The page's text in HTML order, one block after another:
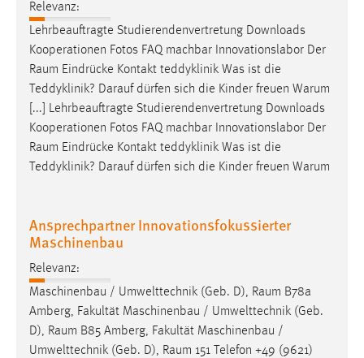
Relevanz:
Lehrbeauftragte Studierendenvertretung Downloads
Kooperationen Fotos FAQ machbar Innovationslabor Der
Raum Eindrücke Kontakt teddyklinik Was ist die
Teddyklinik? Darauf dürfen sich die Kinder freuen Warum
[...] Lehrbeauftragte Studierendenvertretung Downloads
Kooperationen Fotos FAQ machbar Innovationslabor Der
Raum Eindrücke Kontakt teddyklinik Was ist die
Teddyklinik? Darauf dürfen sich die Kinder freuen Warum
Ansprechpartner Innovationsfokussierter
Maschinenbau
Relevanz:
Maschinenbau / Umwelttechnik (Geb. D), Raum B78a
Amberg, Fakultät Maschinenbau / Umwelttechnik (Geb.
D), Raum B85 Amberg, Fakultät Maschinenbau /
Umwelttechnik (Geb. D), Raum 151 Telefon +49 (9621)
Facebook Pixel
Name:
_fbp
Anbieter:
Zweck:
Conversion-Tracking
EXTERNE MEDIEN
Um Inhalte von Videoplattformen und Social Media
Plattformen anzeigen zu können, werden von diesen
externen Medien Cookies gesetzt.